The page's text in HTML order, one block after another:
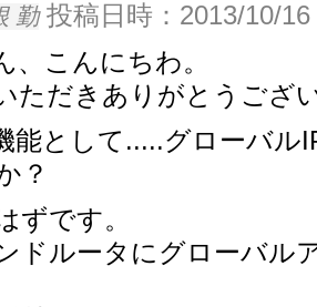
勤投稿日時：2013/10/16
、こんにちわ。
ただきありがとうござ
能として.....グローバル
？
ずです。
ドルータにグローバル